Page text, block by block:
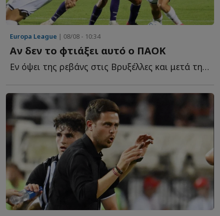
Europa League | 08/08 - 10:34
Αν δεν το φτιάξει αυτό ο ΠΑΟΚ
Εν όψει της ρεβάνς στις Βρυξέλλες και μετά την ήττα α...